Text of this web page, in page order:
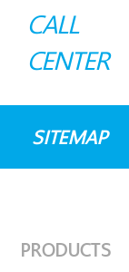
CALL
CENTER
SITEMAP
PRODUCTS